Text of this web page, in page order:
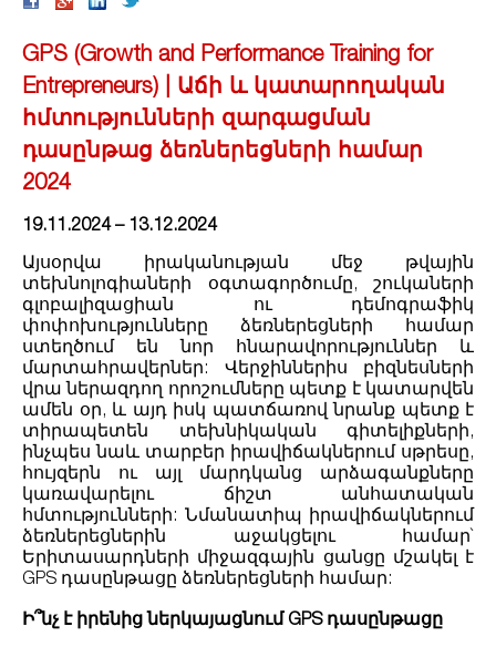
GPS (Growth and Performance Training for
Entrepreneurs) | Աճի և կատարողական
հմտությունների զարգացման
դասընթաց ձեռներեցների համար
2024
19.11.2024 – 13.12.2024
Այսօրվա իրականության մեջ թվային
տեխնոլոգիաների օգտագործումը, շուկաների
գլոբալիզացիան ու դեմոգրաֆիկ
փոփոխությունները ձեռներեցների համար
ստեղծում են նոր հնարավորություններ և
մարտահրավերներ: Վերջիններիս բիզնեսների
վրա ներազդող որոշումները պետք է կատարվեն
ամեն օր, և այդ իսկ պատճառով նրանք պետք է
տիրապետեն տեխնիկական գիտելիքների,
ինչպես նաև տարբեր իրավիճակներում սթրեսը,
հույզերն ու այլ մարդկանց արձագանքները
կառավարելու ճիշտ անհատական
հմտությունների: Նմանատիպ իրավիճակներում
ձեռներեցներին աջակցելու համար`
Երիտասարդների միջազգային ցանցը մշակել է
GPS դասընթացը ձեռներեցների համար:
Ի՞նչ է իրենից ներկայացնում GPS դասընթացը